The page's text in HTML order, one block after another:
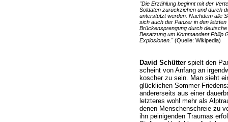
"Die Erzählung beginnt mit der
Soldaten zurückziehen und durch
unterstützt werden. Nachdem alle
sich auch der Panzer in den
Brückensprengung durch
Besatzung um Kommandant Philip
Explosionen."(Quelle: Wikipedia)
David Schütterspielt den
scheint von Anfang an
koscher zu sein. Man sieht
glücklichen Sommer-
andererseits aus einer
letzteres wohl mehr als
denen Menschenschreie zu
ihn peinigenden Traumas